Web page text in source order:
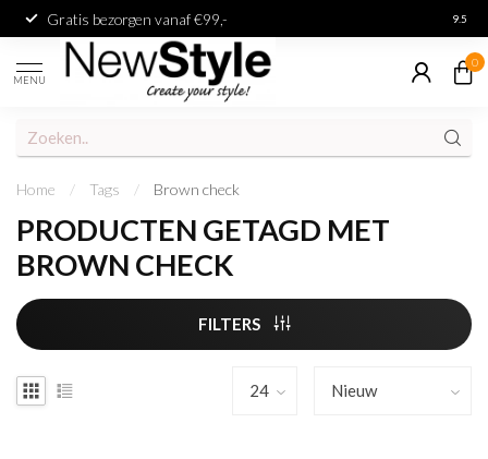
Gratis bezorgen vanaf €99,- 9.5
MENU
0
Home / Tags / Brown check
PRODUCTEN GETAGD MET
BROWN CHECK
FILTERS